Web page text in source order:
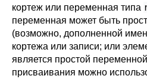
кортеж или переменная типа
переменная может быть
(возможно, дополненной
кортежа или записи; или
является простой
присваивания можно